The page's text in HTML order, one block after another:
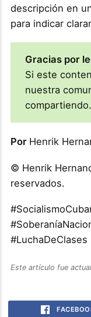
descripción en
para indicar
Gracias por
Si este
nuestra
compartiendo.
Por Henrik
© Henrik
reservados.
#LuchaDeClases
Este artículo fue